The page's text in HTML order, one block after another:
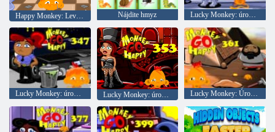
Happy Monkey: Level 295 Nájdite hmyz Lucky Monkey: úroveň 343
Lucky Monkey: úroveň 347 Lucky Monkey: úroveň 353 Lucky Monkey: Úroveň 361